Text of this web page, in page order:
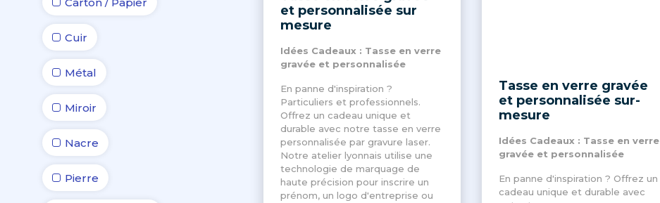
Cuir
Métal
Miroir
Nacre
Pierre
et personnalisée sur
mesure
Idées Cadeaux : Tasse en verre
gravée et personnalisée
En panne d'inspiration ?
Particuliers et professionnels.
Offrez un cadeau unique et
durable avec notre tasse en verre
personnalisée par gravure laser.
Notre atelier lyonnais utilise une
technologie de marquage de
haute précision pour inscrire un
prénom, un logo d'entreprise ou
Tasse en verre gravée
et personnalisée sur-
mesure
Idées Cadeaux : Tasse en verre
gravée et personnalisée
En panne d'inspiration ? Offrez un
cadeau unique et durable avec